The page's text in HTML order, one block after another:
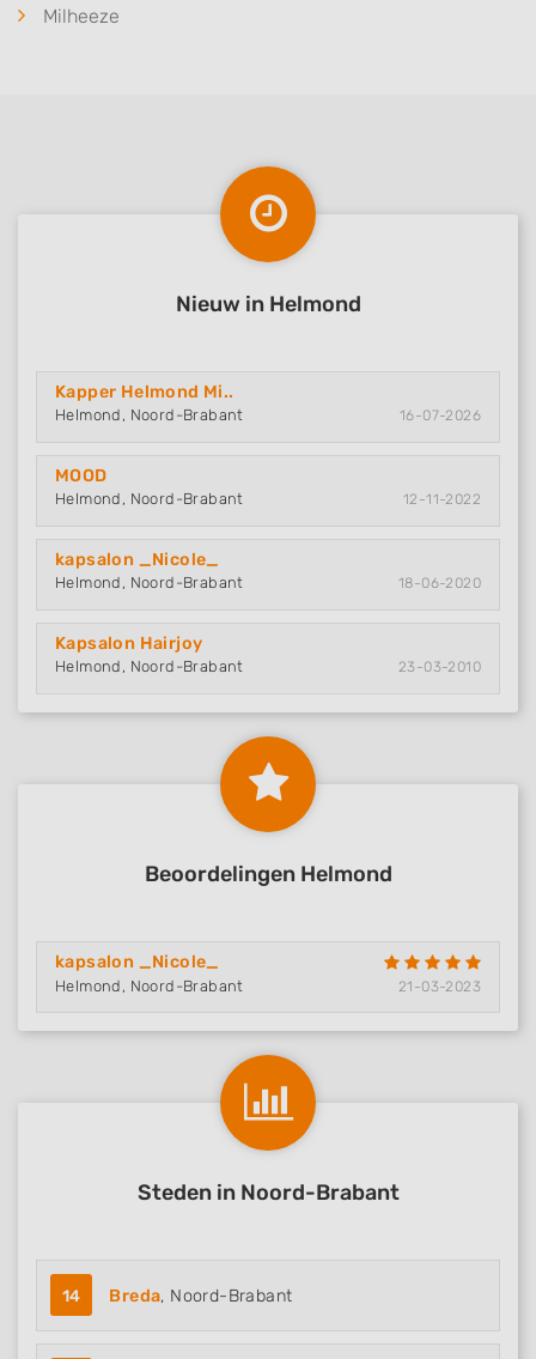
Milheeze
Nieuw in Helmond
Kapper Helmond Mi..
Helmond, Noord-Brabant 16-07-2026
MOOD
Helmond, Noord-Brabant 12-11-2022
kapsalon _Nicole_
Helmond, Noord-Brabant 18-06-2020
Kapsalon Hairjoy
Helmond, Noord-Brabant 23-03-2010
Beoordelingen Helmond
kapsalon _Nicole_
Helmond, Noord-Brabant 21-03-2023
Steden in Noord-Brabant
14 Breda, Noord-Brabant